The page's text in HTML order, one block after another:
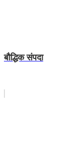
बौद्धिक संपदा